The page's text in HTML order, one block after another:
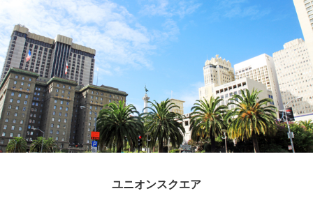
ユニオンスクエア